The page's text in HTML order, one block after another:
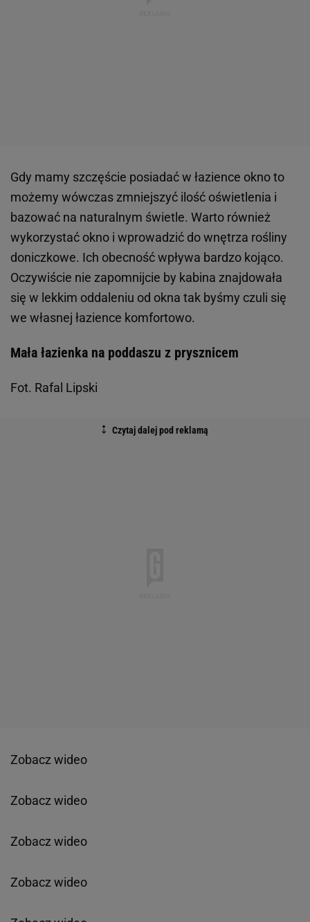
Gdy mamy szczęście posiadać w łazience okno to
możemy wówczas zmniejszyć ilość oświetlenia i
bazować na naturalnym świetle. Warto również
wykorzystać okno i wprowadzić do wnętrza rośliny
doniczkowe. Ich obecność wpływa bardzo kojąco.
Oczywiście nie zapomnijcie by kabina znajdowała
się w lekkim oddaleniu od okna tak byśmy czuli się
we własnej łazience komfortowo.
Mała łazienka na poddaszu z prysznicem
Fot. Rafal Lipski
Zobacz wideo
Zobacz wideo
Zobacz wideo
Zobacz wideo